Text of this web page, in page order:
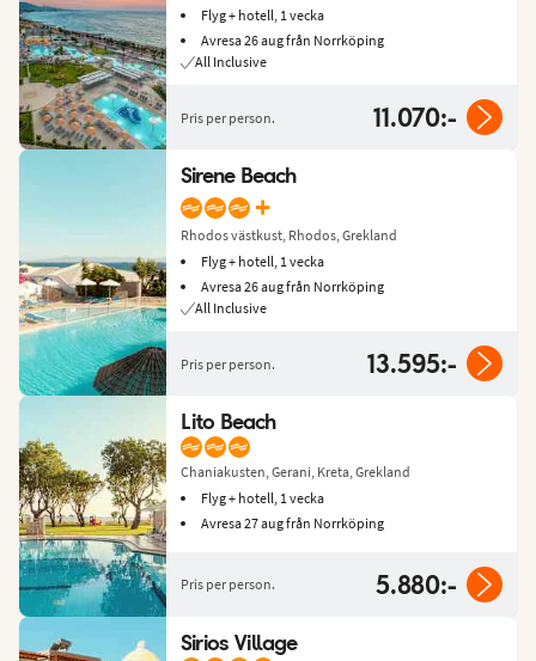
Flyg + hotell, 1 vecka
Avresa 26 aug från Norrköping
All Inclusive
Pris per person. 11.070:-
Sirene Beach
+
Rhodos västkust, Rhodos, Grekland
Flyg + hotell, 1 vecka
Avresa 26 aug från Norrköping
All Inclusive
Pris per person. 13.595:-
Lito Beach
Chaniakusten, Gerani, Kreta, Grekland
Flyg + hotell, 1 vecka
Avresa 27 aug från Norrköping
Pris per person. 5.880:-
Sirios Village